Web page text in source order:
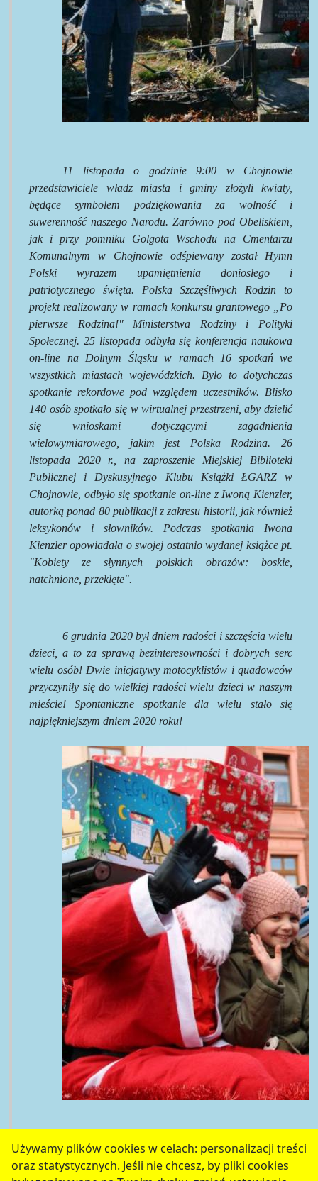
Używamy plików cookies w celach: personalizacji treści
oraz statystycznych. Jeśli nie chcesz, by pliki cookies
11 listopada o godzinie 9:00 w Chojnowie
przedstawiciele władz miasta i gminy złożyli kwiaty,
będące symbolem podziękowania za wolność i
suwerenność naszego Narodu. Zarówno pod Obeliskiem,
jak i przy pomniku Golgota Wschodu na Cmentarzu
Komunalnym w Chojnowie odśpiewany został Hymn
Polski wyrazem upamiętnienia doniosłego i
patriotycznego święta. Polska Szczęśliwych Rodzin to
projekt realizowany w ramach konkursu grantowego „Po
pierwsze Rodzina!" Ministerstwa Rodziny i Polityki
Społecznej. 25 listopada odbyła się konferencja naukowa
on-line na Dolnym Śląsku w ramach 16 spotkań we
wszystkich miastach wojewódzkich. Było to dotychczas
spotkanie rekordowe pod względem uczestników. Blisko
140 osób spotkało się w wirtualnej przestrzeni, aby dzielić
się wnioskami dotyczącymi zagadnienia
wielowymiarowego, jakim jest Polska Rodzina. 26
listopada 2020 r., na zaproszenie Miejskiej Biblioteki
Publicznej i Dyskusyjnego Klubu Książki ŁGARZ w
Chojnowie, odbyło się spotkanie on-line z Iwoną Kienzler,
autorką ponad 80 publikacji z zakresu historii, jak również
leksykonów i słowników. Podczas spotkania Iwona
Kienzler opowiadała o swojej ostatnio wydanej książce pt.
"Kobiety ze słynnych polskich obrazów: boskie,
natchnione, przeklęte".
6 grudnia 2020 był dniem radości i szczęścia wielu
dzieci, a to za sprawą bezinteresowności i dobrych serc
wielu osób! Dwie inicjatywy motocyklistów i quadowców
przyczyniły się do wielkiej radości wielu dzieci w naszym
mieście! Spontaniczne spotkanie dla wielu stało się
najpiękniejszym dniem 2020 roku!
serwis jest częścią portalu miejskiegowww.chojnow.eu